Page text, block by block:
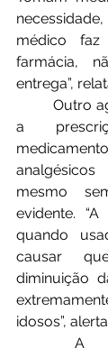
médico
farmácia,
entrega”,
a
mesmo
evidente.
quando
causar
diminuição
idosos”,